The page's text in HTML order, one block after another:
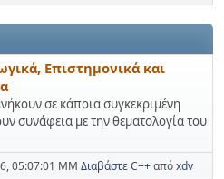
Επιστημονικά και
σε κάποια συγκεκριμένη
συνάφεια με την θεματολογία του
05:07:01 ΜΜ Διαβάστε C++απόxdv